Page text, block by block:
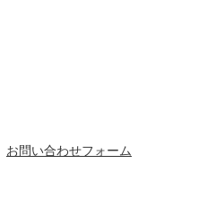
お問い合わせフォーム